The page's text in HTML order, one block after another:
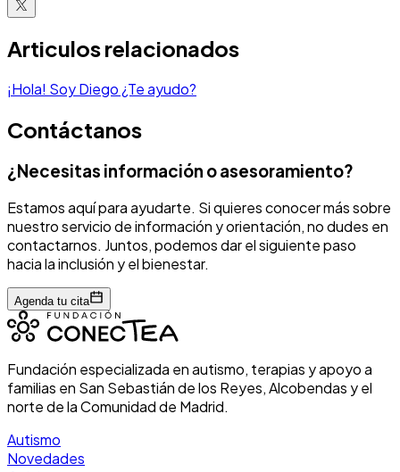
Articulos relacionados
¡Hola! Soy Diego ¿Te ayudo?
Contáctanos
¿Necesitas información o asesoramiento?
Estamos aquí para ayudarte. Si quieres conocer más sobre
nuestro servicio de información y orientación, no dudes en
contactarnos. Juntos, podemos dar el siguiente paso
hacia la inclusión y el bienestar.
Agenda tu cita
Fundación especializada en autismo, terapias y apoyo a
familias en San Sebastián de los Reyes, Alcobendas y el
norte de la Comunidad de Madrid.
Autismo
Novedades